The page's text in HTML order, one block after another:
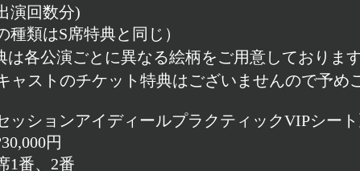
演回数分)
種類はS席特典と同じ）
各公演ごとに異なる絵柄をご用意しております
ャストのチケット特典はございませんので予め
ッションアイディールプラクティックVIPシート
円
1番、2番